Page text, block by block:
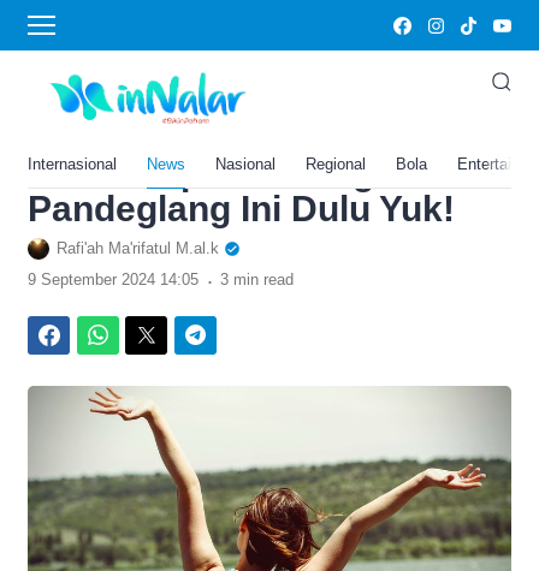
Internasional News Nasional Regional Bola
Home›Gaya Hidup
Warga Banten Paling Tidak
Bahagia di Indonesia? Cus
ke 5 Tempat Healing di
Pandeglang Ini Dulu Yuk!
Rafi'ah Ma'rifatul M.al.k
9 September 2024 14:05 . 3 min read